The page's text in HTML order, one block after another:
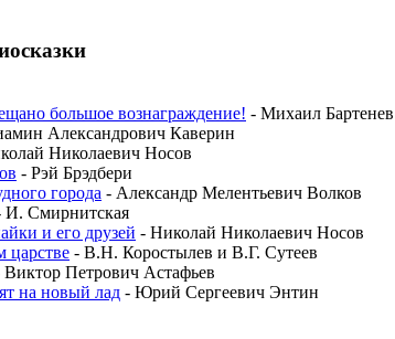
большое вознаграждение! - Михаил
Александрович Каверин
Николаевич Носов
- Рэй Брэдбери
города - Александр Мелентьевич Волков
И. Смирнитская
и его друзей - Николай Николаевич Носов
царстве - В.Н. Коростылев и В.Г. Сутеев
Виктор Петрович Астафьев
на новый лад - Юрий Сергеевич Энтин